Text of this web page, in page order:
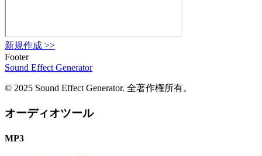
新規作成 >>
Footer
Sound Effect Generator
© 2025 Sound Effect Generator. 全著作権所有。
オーディオツール
MP3